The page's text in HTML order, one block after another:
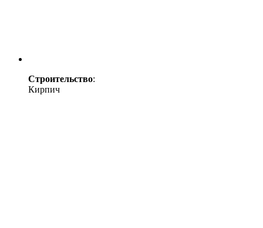
Строительство:
Кирпич